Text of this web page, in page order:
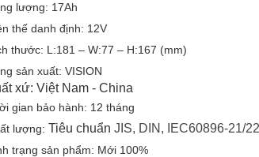
lượng: 17Ah
thế danh định: 12V
thước: L:181 – W:77 – H:167 (mm)
sản xuất: VISION
xứ: Việt Nam - China
gian bảo hành: 12 tháng
lượng: Tiêu chuẩn JIS, DIN, IEC60896-21/
trạng sản phẩm: Mới 100%